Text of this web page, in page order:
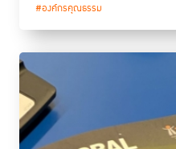
#องค์กรคุณธรรม